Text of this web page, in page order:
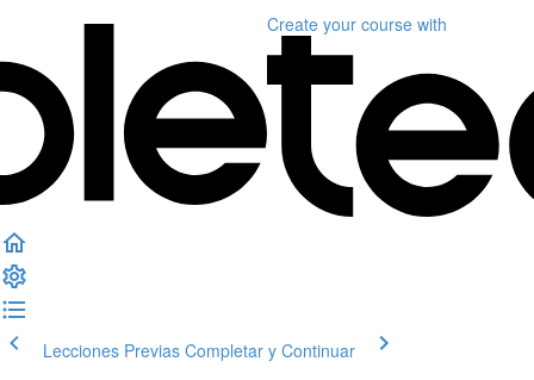
Create your course with
Lecciones Previas Completar y Continuar